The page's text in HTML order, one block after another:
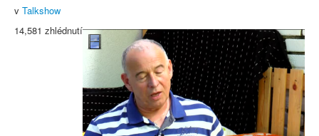
v Talkshow
14,581 zhlédnutí